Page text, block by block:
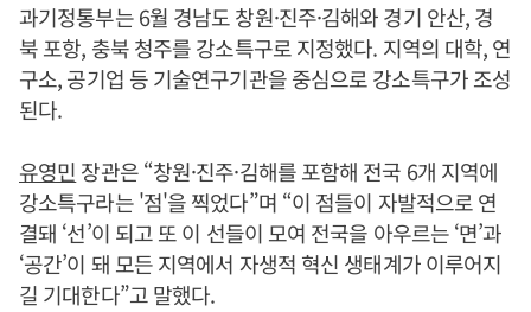
과기정통부는 6월 경남도 창원·진주·김해와 경기 안산, 경
북 포항, 충북 청주를 강소특구로 지정했다. 지역의 대학, 연
구소, 공기업 등 기술연구기관을 중심으로 강소특구가 조성
된다.
유영민 장관은 “창원·진주·김해를 포함해 전국 6개 지역에
강소특구라는 '점'을 찍었다”며 “이 점들이 자발적으로 연
결돼 ‘선’이 되고 또 이 선들이 모여 전국을 아우르는 ‘면’과
‘공간’이 돼 모든 지역에서 자생적 혁신 생태계가 이루어지
길 기대한다”고 말했다.